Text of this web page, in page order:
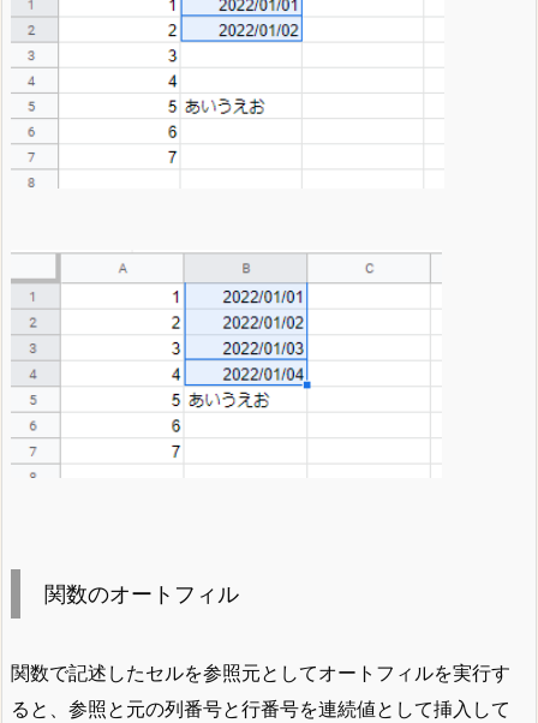
関数のオートフィル
関数で記述したセルを参照元としてオートフィルを実行す
ると、参照と元の列番号と行番号を連続値として挿入して